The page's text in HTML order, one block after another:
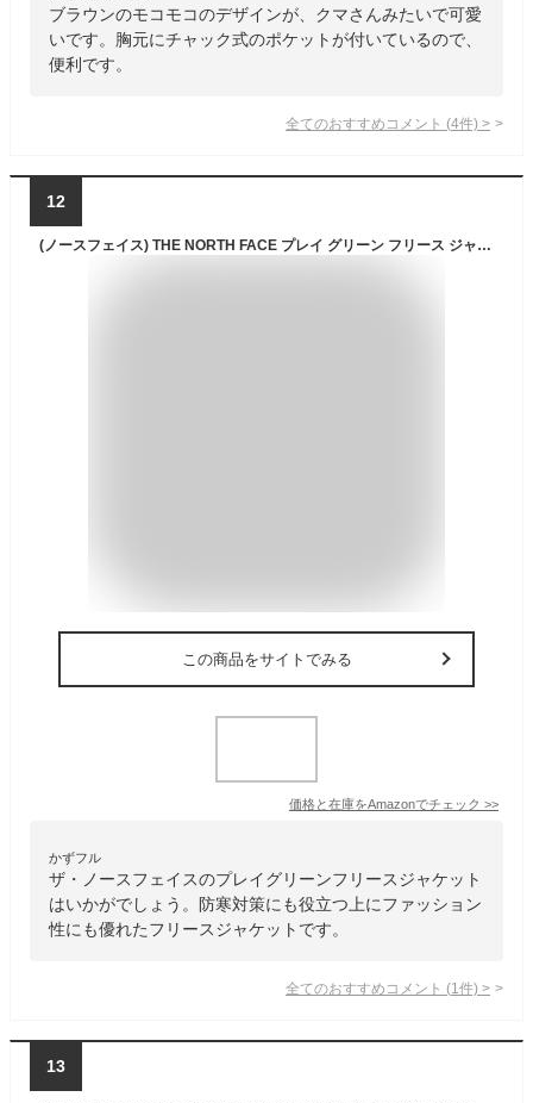
ブラウンのモコモコのデザインが、クマさんみたいで可愛
いです。胸元にチャック式のポケットが付いているので、
便利です。
全てのおすすめコメント (4件) >
12
(ノースフェイス) THE NORTH FACE プレイ グリーン フリース ジャケット [並行輸入品]
この商品をサイトでみる
価格と在庫をAmazonでチェック >>
かずフル
ザ・ノースフェイスのプレイグリーンフリースジャケット
はいかがでしょう。防寒対策にも役立つ上にファッション
性にも優れたフリースジャケットです。
全てのおすすめコメント (1 件) >
13